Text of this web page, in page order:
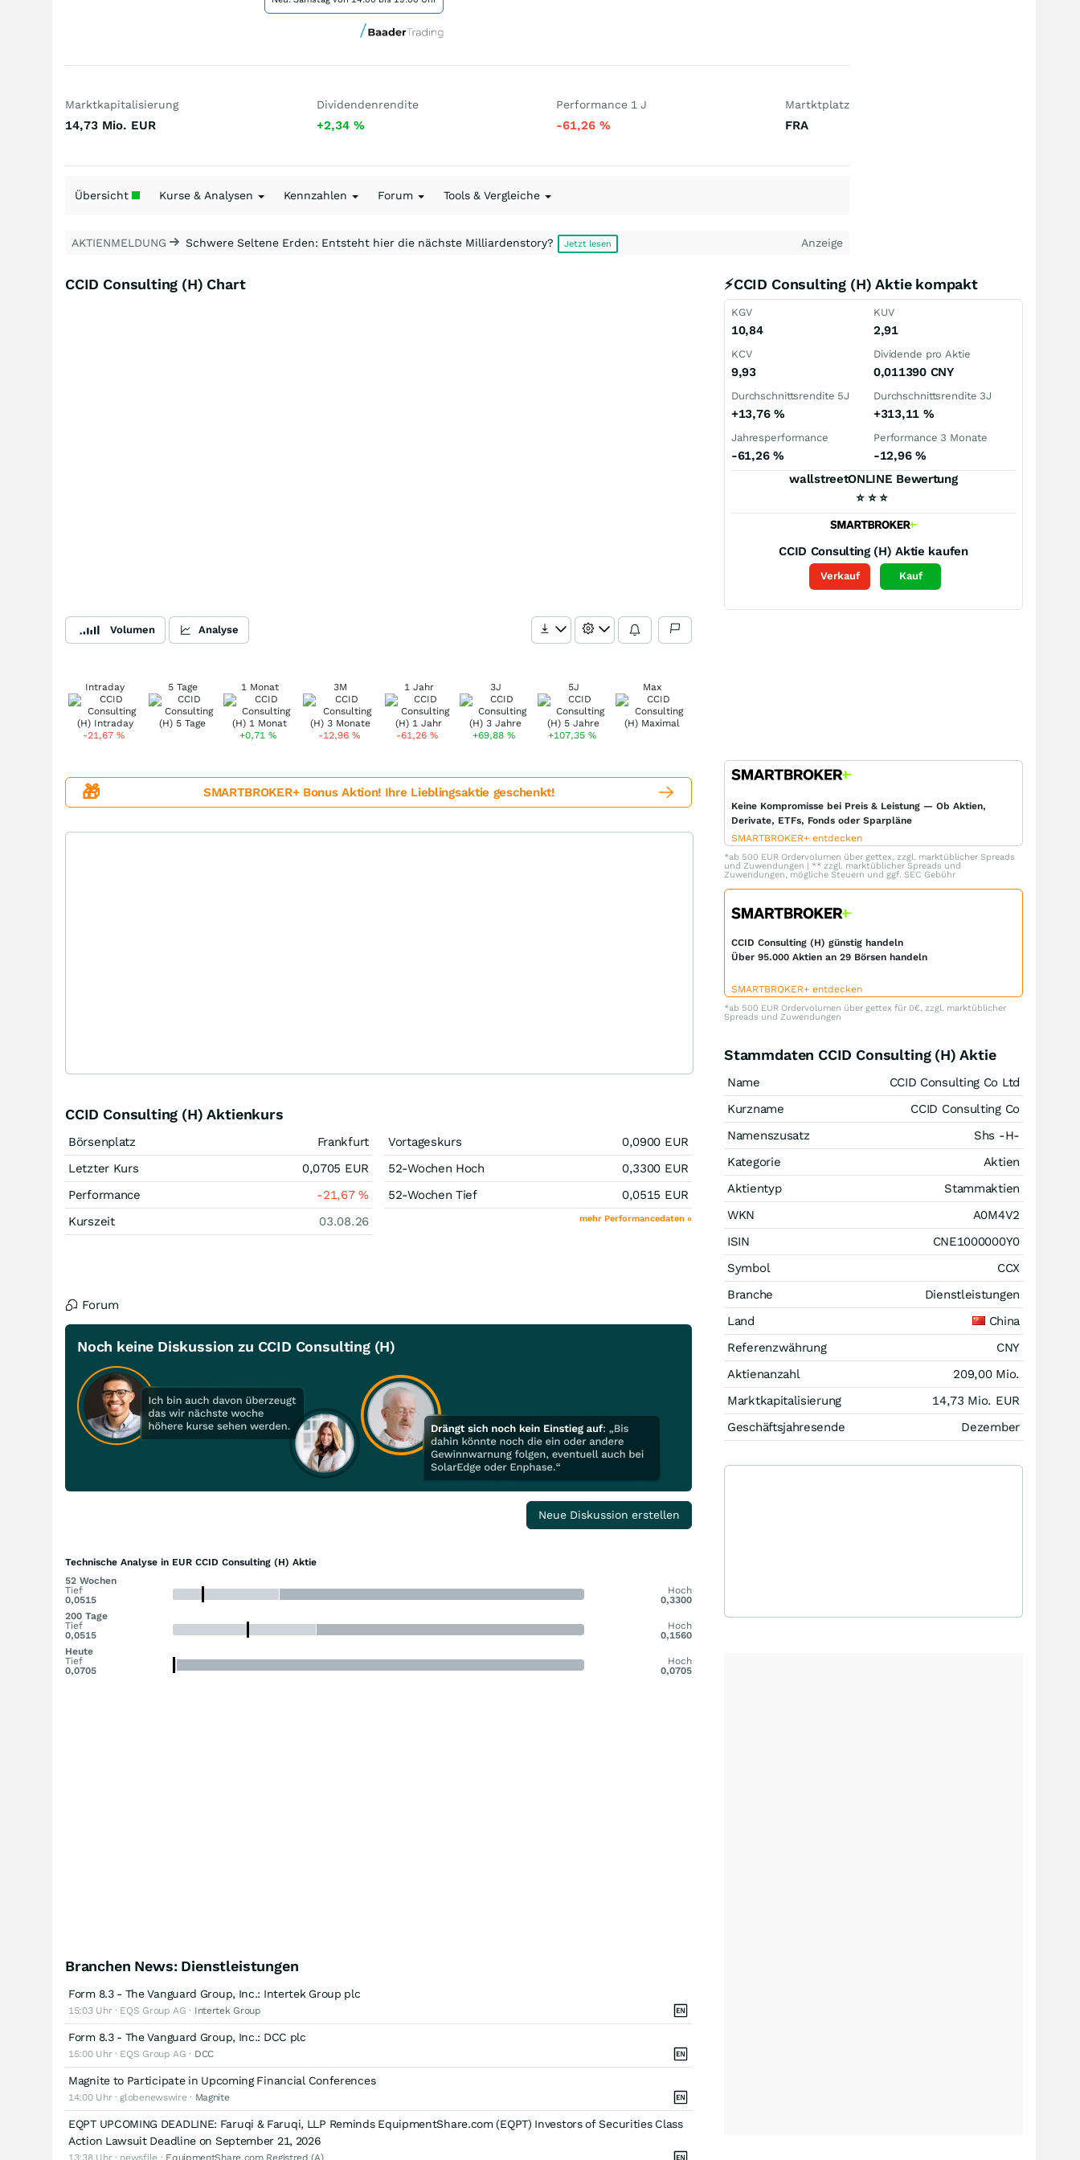
Marktkapitalisierung
14,73 Mio. EUR
Dividendenrendite
+2,34 %
Performance 1 J
-61,26%
Martktplatz
FRA
Übersicht Kurse & Analysen Kennzahlen Forum Tools & Vergleiche
AKTIENMELDUNG Schwere Seltene Erden: Entsteht hier die nächste Milliardenstory? Jetzt lesen Anzeige
CCID Consulting (H) Chart
Volumen Analyse
Intraday
-21,67 %
5 Tage 1 Monat
+0,71%
3M
-12,96 %
1 Jahr
-61,26%
3J
+69,88 %
5J
+107,35 %
Max
⚡CCID Consulting (H) Aktie kompakt
KGV
10,84
KUV
2,91
KCV
9,93
Dividende pro Aktie
0,011390 CNY
Durchschnittsrendite 5J
+13,76 %
Durchschnittsrendite 3J
+313,11 %
Jahresperformance
-61,26 %
Performance 3 Monate
-12,96 %
wallstreetONLINE Bewertung
⭐ ⭐ ⭐
CCID Consulting (H) Aktie kaufen
Verkauf Kauf
🎁 SMARTBROKER+ Bonus Aktion! Ihre Lieblingsaktie geschenkt!
CCID Consulting (H) Aktienkurs
Börsenplatz
Frankfurt
Letzter Kurs
0,0705 EUR
Performance
-21,67%
Kurszeit
03.08.26
Vortageskurs 0,0900 EUR
52-Wochen Hoch
0,3300 EUR
52-Wochen Tief
0,0515 EUR
mehr Performancedaten »
Forum
Noch keine Diskussion zu CCID Consulting (H)
Neue Diskussion erstellen
Technische Analyse in EUR CCID Consulting (H) Aktie
52 Wochen
Tief
0,0515
Hoch
0,3300
200 Tage
Tief
0,0515
Hoch
0,1560
Heute
Tief
0,0705
Hoch
0,0705
Branchen News: Dienstleistungen
Form 8.3 - The Vanguard Group, Inc.: Intertek Group plc
15:03 Uhr · EQS Group AG · Intertek Group
Form 8.3 - The Vanguard Group, Inc.: DCC plc
15:00 Uhr · EQS Group AG · DCC
Magnite to Participate in Upcoming Financial Conferences
14:00 Uhr · globenewswire · Magnite
EQPT UPCOMING DEADLINE: Faruqi & Faruqi, LLP Reminds EquipmentShare.com (EQPT) Investors of Securities Class
Action Lawsuit Deadline on September 21, 2026
13:38 Uhr · newsfile · EquipmentShare.com Registred (A)
Keine Kompromisse bei Preis & Leistung — Ob Aktien,
Derivate, ETFs, Fonds oder Sparpläne
SMARTBROKER+ entdecken
*ab 500 EUR Ordervolumen über gettex, zzgl. marktüblicher Spreads
und Zuwendungen | ** zzgl. marktüblicher Spreads und
Zuwendungen, mögliche Steuern und ggf. SEC Gebühr
CCID Consulting (H) günstig handeln
Über 95.000 Aktien an 29 Börsen handeln
SMARTBROKER+ entdecken
*ab 500 EUR Ordervolumen über gettex für 0€, zzgl. marktüblicher
Spreads und Zuwendungen
Stammdaten CCID Consulting (H) Aktie
Name
CCID Consulting Co Ltd
Kurzname
CCID Consulting Co
Namenszusatz
Shs -H-
Kategorie
Aktien
Aktientyp
Stammaktien
WKN
A0M4V2
ISIN
CNE1000000Y0
Symbol
CCX
Branche
Dienstleistungen
Land
China
Referenzwährung
CNY
Aktienanzahl
209,00 Mio.
Marktkapitalisierung
14,73 Mio. EUR
Geschäftsjahresende
Dezember